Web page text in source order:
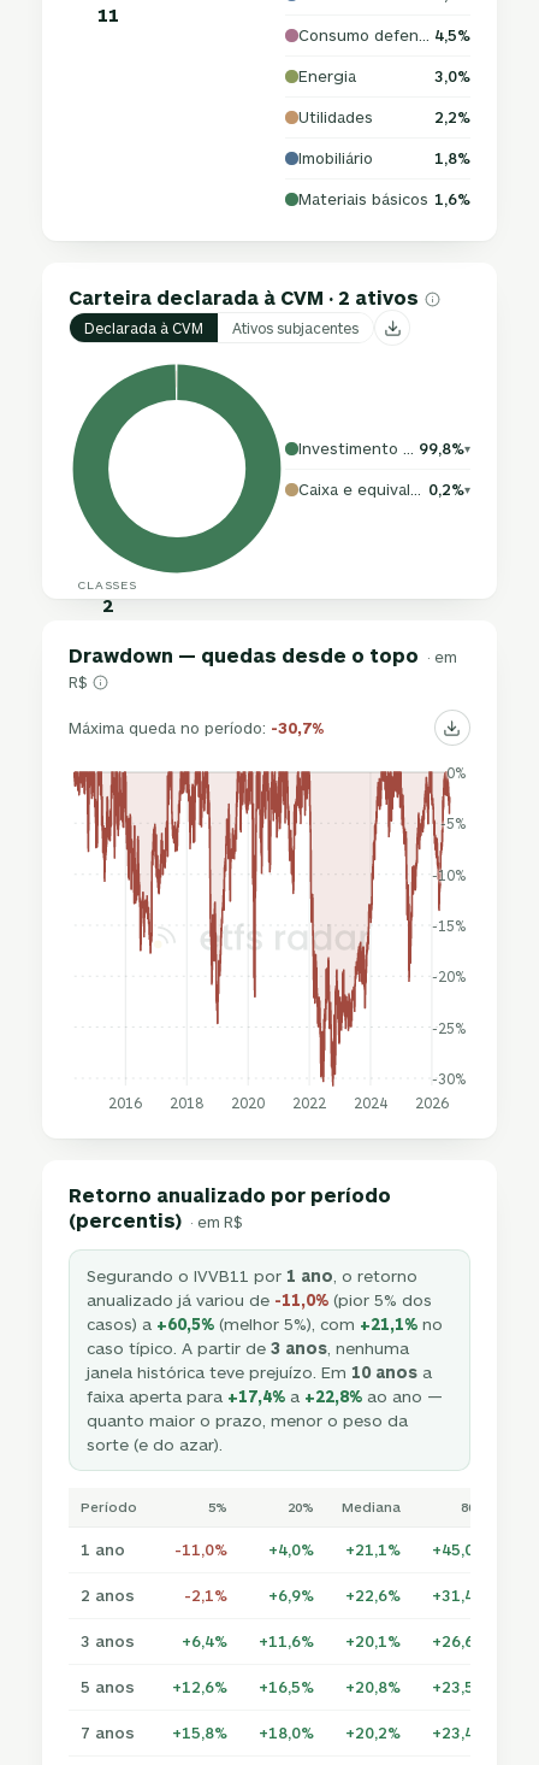
11
4,5%
Energia 3,0%
Utilidades 2,2%
Imobiliário 1,8%
Materiais básicos 1,6%
Carteira declarada à CVM · 2 ativos
Declarada à CVM Ativos subjacentes
CLASSES
2
99,8%▾
0,2%▾
Drawdown — quedas desde o topo · em
R$
Máxima queda no período: -30,7%
-30%
-25%
-20%
-15%
-10%
-5%
0%
2016 2018 2020 2022 2024 2026
Retorno anualizado por período
(percentis) · em R$
Segurando o IVVB11 por 1 ano , o retorno
anualizado já variou de -11,0% (pior 5% dos
casos) a +60,5% (melhor 5%), com +21,1% no
caso típico. A partir de3 anos , nenhuma
janela histórica teve prejuízo. Em 10 anos a
faixa aperta para +17,4% a +22,8% ao ano —
quanto maior o prazo, menor o peso da
sorte (e do azar).
Período 5% 20% Mediana 80%
1 ano -11,0% +4,0% +21,1% +45,0%
2 anos -2,1% +6,9% +22,6% +31,4%
3 anos +6,4% +11,6% +20,1% +26,6%
5 anos +12,6% +16,5% +20,8% +23,5%
7 anos +15,8% +18,0% +20,2% +23,4%